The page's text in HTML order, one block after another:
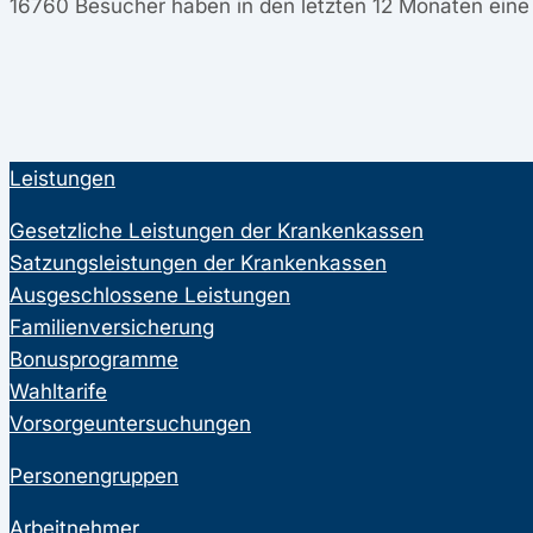
16760 Besucher haben in den letzten 12 Monaten
Leistungen
Gesetzliche Leistungen der Krankenkassen
Satzungsleistungen der Krankenkassen
Ausgeschlossene Leistungen
Familienversicherung
Bonusprogramme
Wahltarife
Vorsorgeuntersuchungen
Personengruppen
Arbeitnehmer